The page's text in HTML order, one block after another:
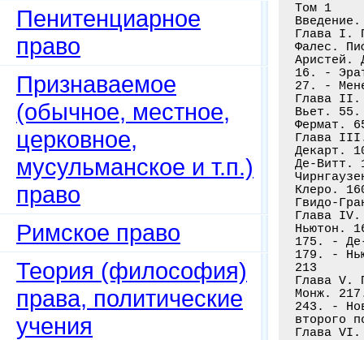
Пенитенциарное
право
Признаваемое
(обычное, местное,
церковное,
мусульманское и т.п.)
право
Римское право
Теория (философия)
права, политические
учения
Том 1
Глава I.
Фалес.
16. -
27. -
Глава II.
Вьет.
Фермат.
Глава
Декарт.
Де-Витт.
Клеро.
Гвидо-
Глава
Ньютон.
175. -
179. -
213
Глава V.
Монж.
243. -
второго
Глава VI.